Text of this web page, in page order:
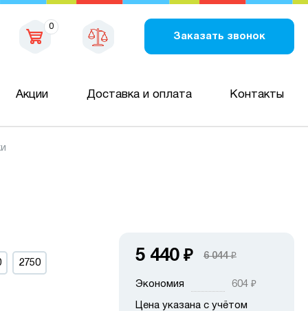
0
Заказать звонок
Акции Доставка и оплата Контакты
2750 5 440 ₽ 6 044₽
Экономия 604 ₽
Цена указана с учётом